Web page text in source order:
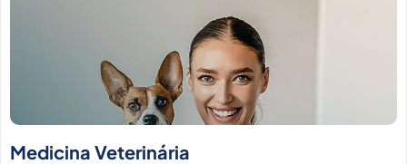
Medicina Veterinária